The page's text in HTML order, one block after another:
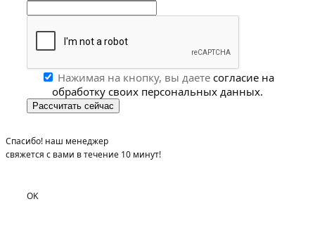
Нажимая на кнопку, вы даете согласие на
обработку своих персональных данных.
Спасибо! наш менеджер
свяжется с вами в течение 10 минут!
OK